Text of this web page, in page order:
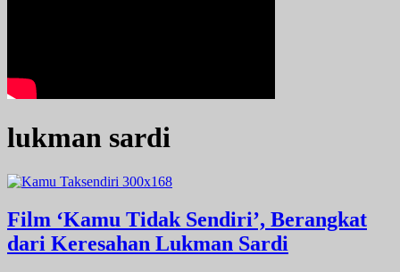
lukman sardi
Film ‘Kamu Tidak Sendiri’, Berangkat
dari Keresahan Lukman Sardi